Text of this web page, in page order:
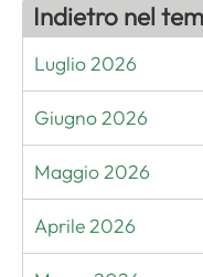
Indietro nel
Luglio 2026
Giugno 2026
Maggio 2026
Aprile 2026